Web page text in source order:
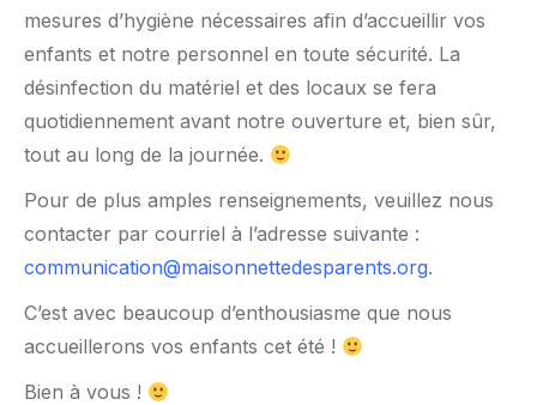
mesures d’hygiène nécessaires afin d’accueillir vos
enfants et notre personnel en toute sécurité. La
désinfection du matériel et des locaux se fera
quotidiennement avant notre ouverture et, bien sûr,
tout au long de la journée.
Pour de plus amples renseignements, veuillez nous
contacter par courriel à l’adresse suivante :
communication@maisonnettedesparents.org.
C’est avec beaucoup d’enthousiasme que nous
accueillerons vos enfants cet été !
Bien à vous !